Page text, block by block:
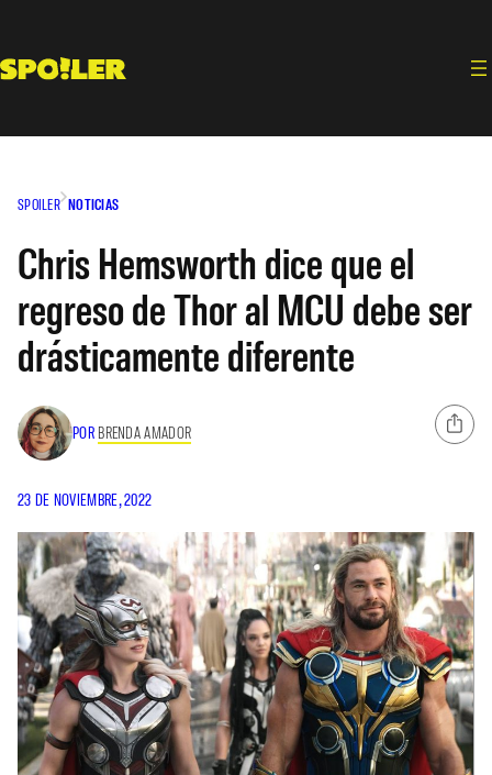
contenido
SPOILER NOTICIAS
Chris Hemsworth dice que el
regreso de Thor al MCU debe ser
drásticamente diferente
POR BRENDA AMADOR
23 DE NOVIEMBRE, 2022